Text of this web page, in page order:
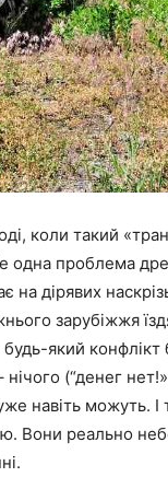
коли такий
проблема
на дірявих
зарубіжжя
який
нічого (“денег
навіть можуть. І
Вони реально